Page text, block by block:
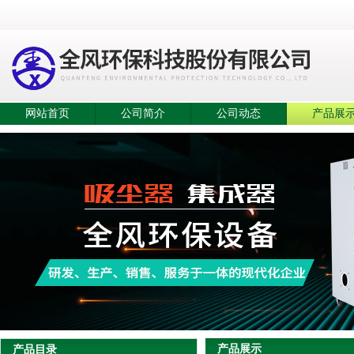
网站首页 公司简介 公司动态 产品展
产品目录 产品展示